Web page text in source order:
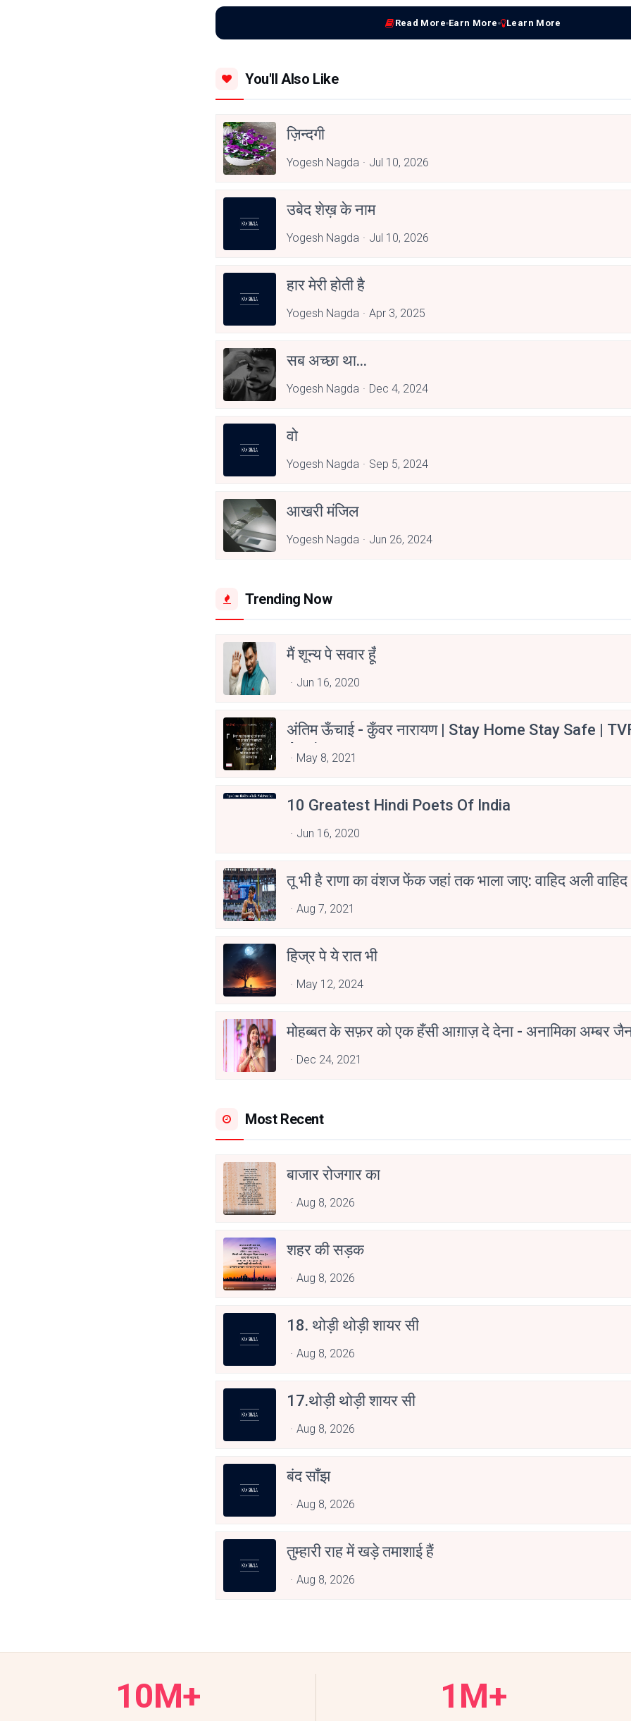
Read More Earn More Learn More
You'll Also Like
ज़िन्दगी
Yogesh Nagda Jul 10, 2026
उबेद शेख़ के नाम
Yogesh Nagda Jul 10, 2026
हार मेरी होती है
Yogesh Nagda Apr 3, 2025
सब अच्छा था...
Yogesh Nagda Dec 4, 2024
वो
Yogesh Nagda Sep 5, 2024
आखरी मंजिल
Yogesh Nagda Jun 26, 2024
Trending Now
मैं शून्य पे सवार हूँ
Jun 16, 2020
अंतिम ऊँचाई - कुँवर नारायण | Stay Home Stay Safe |
Aspirants
May 8, 2021
10 Greatest Hindi Poets Of India
Jun 16, 2020
तू भी है राणा का वंशज फेंक जहां तक भाला जाए: वाहिद अली वाहिद
Aug 7, 2021
हिज्र पे ये रात भी
May 12, 2024
मोहब्बत के सफ़र को एक हँसी आग़ाज़ दे देना - अनामिका अम्बर
Dec 24, 2021
Most Recent
बाजार रोजगार का
Aug 8, 2026
शहर की सड़क
Aug 8, 2026
18. थोड़ी थोड़ी शायर सी
Aug 8, 2026
17.थोड़ी थोड़ी शायर सी
Aug 8, 2026
बंद साँझ
Aug 8, 2026
तुम्हारी राह में खड़े तमाशाई हैं
Aug 8, 2026
10M+ 1M+